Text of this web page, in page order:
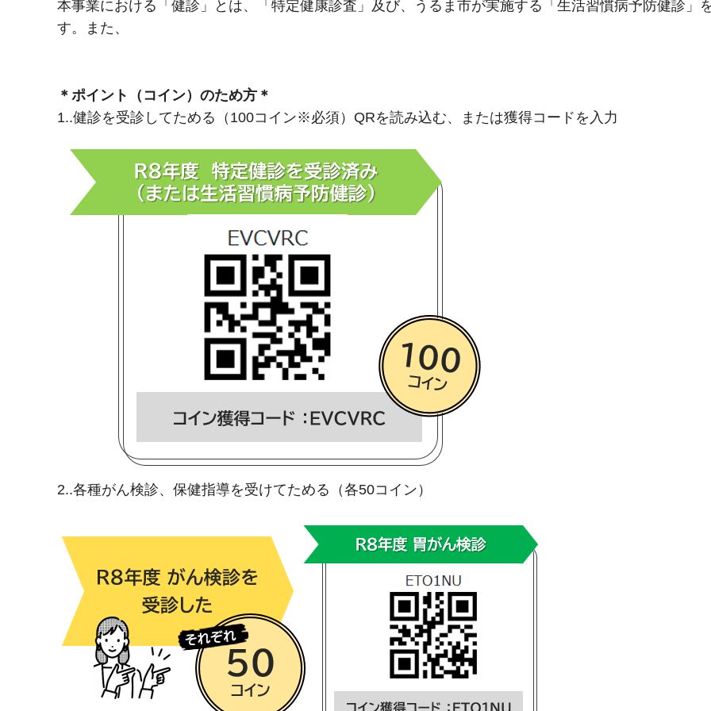
本事業における「健診」とは、「特定健康診査」及び、うるま市が実施する「生活習慣病予防健診」
す。また、
＊ポイント（コイン）のため方＊
1..健診を受診してためる（100コイン※必須）QRを読み込む、または獲得コードを入力
2..各種がん検診、保健指導を受けてためる（各50コイン）